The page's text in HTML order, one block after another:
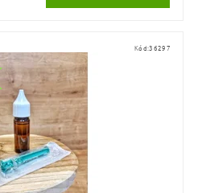
Kód:36297